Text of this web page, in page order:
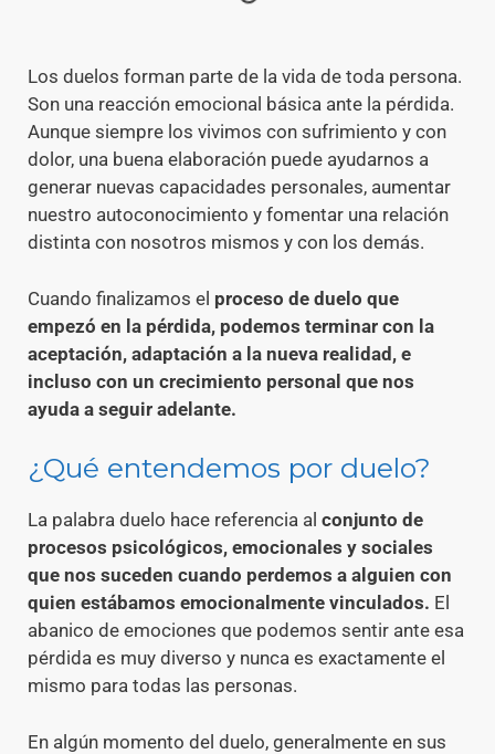
Los duelos forman parte de la vida de toda persona.
Son una reacción emocional básica ante la pérdida.
Aunque siempre los vivimos con sufrimiento y con
dolor, una buena elaboración puede ayudarnos a
generar nuevas capacidades personales, aumentar
nuestro autoconocimiento y fomentar una relación
distinta con nosotros mismos y con los demás.
Cuando finalizamos el proceso de duelo que
empezó en la pérdida, podemos terminar con la
aceptación, adaptación a la nueva realidad, e
incluso con un crecimiento personal que nos
ayuda a seguir adelante.
¿Qué entendemos por duelo?
La palabra duelo hace referencia al conjunto de
procesos psicológicos, emocionales y sociales
que nos suceden cuando perdemos a alguien con
quien estábamos emocionalmente vinculados. El
abanico de emociones que podemos sentir ante esa
pérdida es muy diverso y nunca es exactamente el
mismo para todas las personas.
En algún momento del duelo, generalmente en sus